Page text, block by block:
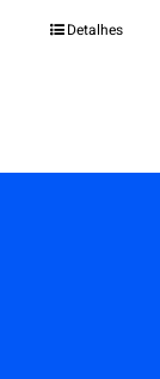
Detalhes